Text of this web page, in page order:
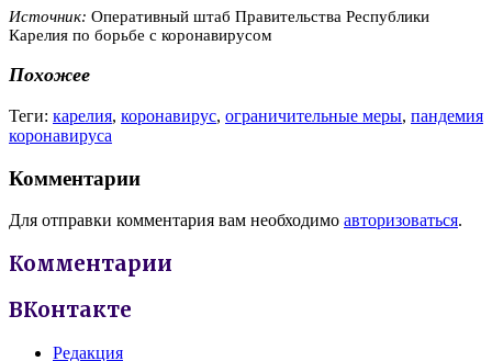
Источник: Оперативный штаб Правительства Республики
Карелия по борьбе с коронавирусом
Похожее
Теги: карелия, коронавирус, ограничительные меры, пандемия
коронавируса
Комментарии
Для отправки комментария вам необходимо авторизоваться.
Комментарии
ВКонтакте
Редакция